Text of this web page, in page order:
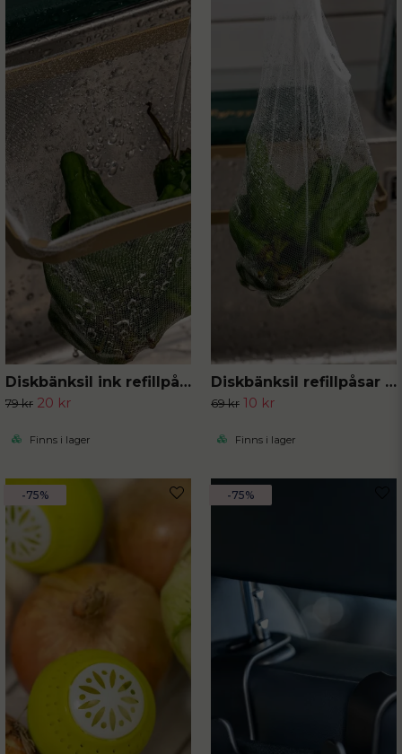
Diskbänksil ink refillpåsar 50-pack
79 kr 20 kr
Finns i lager
Diskbänksil refillpåsar 50-pack
69 kr 10 kr
Finns i lager
-75% -75%